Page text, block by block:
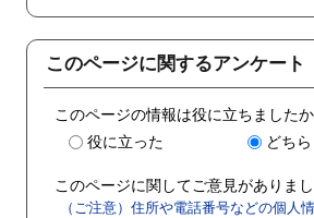
このページに関するアンケート
このページの情報は役に立ちましたか
役に立った
どち
このページに関してご意見がありま
（ご注意）住所や電話番号などの個